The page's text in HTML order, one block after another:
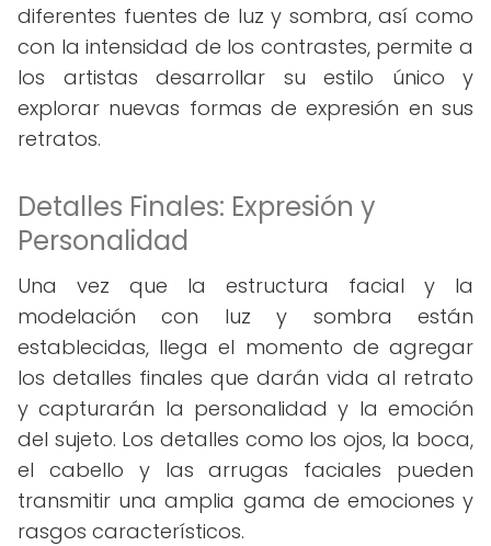
diferentes fuentes de luz y sombra, así como
con la intensidad de los contrastes, permite a
los artistas desarrollar su estilo único y
explorar nuevas formas de expresión en sus
retratos.
Detalles Finales: Expresión y
Personalidad
Una vez que la estructura facial y la
modelación con luz y sombra están
establecidas, llega el momento de agregar
los detalles finales que darán vida al retrato
y capturarán la personalidad y la emoción
del sujeto. Los detalles como los ojos, la boca,
el cabello y las arrugas faciales pueden
transmitir una amplia gama de emociones y
rasgos característicos.